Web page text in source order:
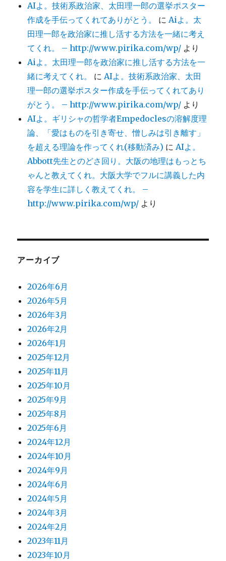
AIよ。技術系政治家、太田理一郎の選挙ポスター
作成を手伝ってくれてありがとう。
にAiよ。太
田理一郎を政治家に推し活する方法を一緒に考え
てくれ。 – http://www.pirika.com/wp/ より
Aiよ。太田理一郎を政治家に推し活する方法を一
緒に考えてくれ。
にAIよ。技術系政治家、太田
理一郎の選挙ポスター作成を手伝ってくれてあり
がとう。 – http://www.pirika.com/wp/ より
AIよ。ギリシャの哲学者Empedoclesの溶解度理
論、「愛はものを引き寄せ、憎しみは引き離す」
を超える理論を作ってくれ(移動済み) にAIよ。
Abbott先生とのどさ回り。大阪の地理はもっとち
ゃんと教えてくれ。大阪大学でフルに講義した内
容を学生に詳しく教えてくれ。 –
http://www.pirika.com/wp/ より
アーカイブ
2026年6月
2026年5月
2026年3月
2026年2月
2026年1月
2025年12月
2025年11月
2025年10月
2025年9月
2025年8月
2025年6月
2024年12月
2024年10月
2024年9月
2024年6月
2024年5月
2024年3月
2024年2月
2023年11月
2023年10月